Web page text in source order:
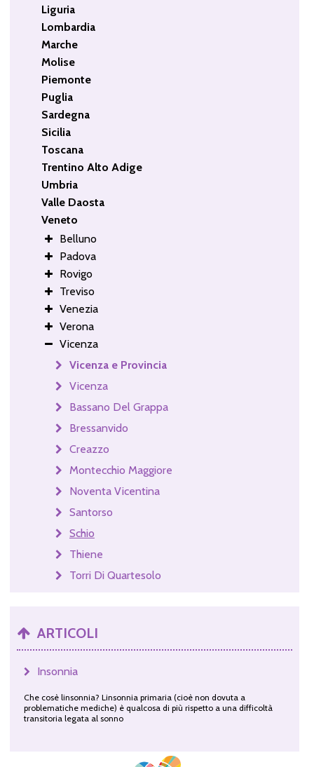
Liguria
Lombardia
Marche
Molise
Piemonte
Puglia
Sardegna
Sicilia
Toscana
Trentino Alto Adige
Umbria
Valle Daosta
Veneto
Belluno
Padova
Rovigo
Treviso
Venezia
Verona
Vicenza
Vicenza e Provincia
Vicenza
Bassano Del Grappa
Bressanvido
Creazzo
Montecchio Maggiore
Noventa Vicentina
Santorso
Schio
Thiene
Torri Di Quartesolo
ARTICOLI
Insonnia
Che cosè linsonnia? Linsonnia primaria (cioè non dovuta a
problematiche mediche) è qualcosa di più rispetto a una difficoltà
transitoria legata al sonno